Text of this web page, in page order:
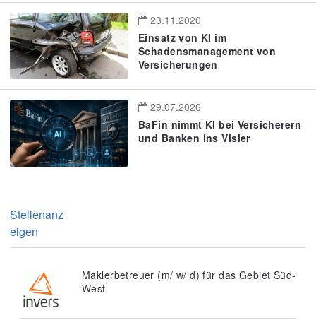
23.11.2020
Einsatz von KI im
Schadensmanagement von
Versicherungen
29.07.2026
BaFin nimmt KI bei Versicherern
und Banken ins Visier
Stellenanz
eigen
Maklerbetreuer (m/ w/ d) für das Gebiet Süd-
West